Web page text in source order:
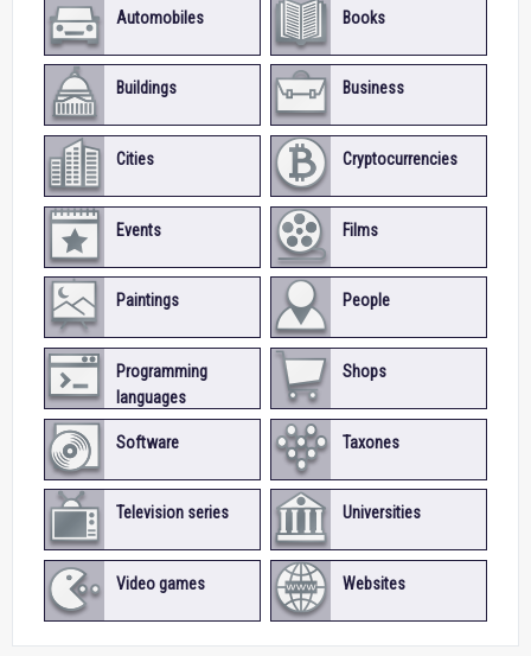
Automobiles Books
Buildings Business
Cities Cryptocurrencies
Events Films
Paintings People
Programming
languages
Shops
Software Taxones
Television series Universities
Video games Websites